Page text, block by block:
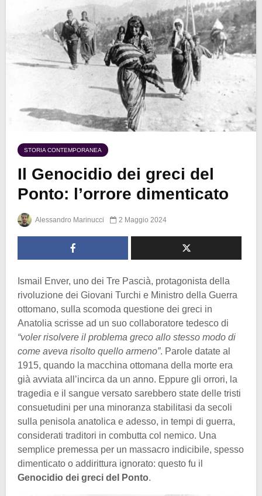
STORIA CONTEMPORANEA
Il Genocidio dei greci del
Ponto: l’orrore dimenticato
Alessandro Marinucci 2 Maggio 2024
Ismail Enver, uno dei Tre Pascià, protagonista della
rivoluzione dei Giovani Turchi e Ministro della Guerra
ottomano, sulla scomoda questione dei greci in
Anatolia scrisse ad un suo collaboratore tedesco di
“voler risolvere il problema greco allo stesso modo di
come aveva risolto quello armeno”. Parole datate al
1915, quando la macchina ottomana della morte era
già avviata all’incirca da un anno. Eppure gli orrori, la
tragedia e il sangue versato sarebbero state delle tristi
consuetudini per una minoranza stabilitasi da secoli
sulla penisola anatolica e adesso, in tempi di guerra,
considerati traditori in combutta col nemico. Una
semplice premessa per un massacro indicibile, spesso
dimenticato o addirittura ignorato: questo fu il
Genocidio dei greci del Ponto.